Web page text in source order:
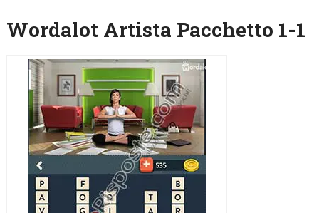
Wordalot Artista Pacchetto 1-1